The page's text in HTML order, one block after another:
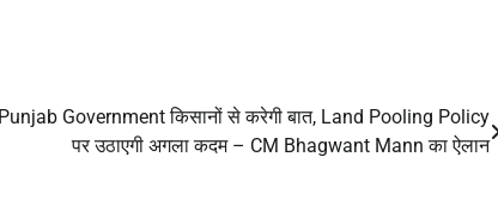
Punjab Government किसानों से करेगी बात, Land Pooling Policy
पर उठाएगी अगला कदम – CM Bhagwant Mann का ऐलान